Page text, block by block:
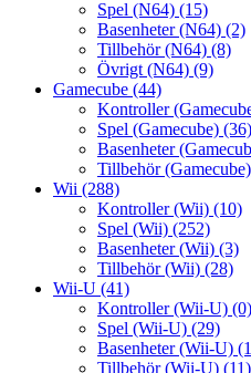
Spel (N64) (15)
Basenheter (N64) (2)
Tillbehör (N64) (8)
Övrigt (N64) (9)
Gamecube (44)
Kontroller
Spel (Gamecube) (36)
Basenheter
Tillbehör (Gamecube)
Wii (288)
Kontroller (Wii) (10)
Spel (Wii) (252)
Basenheter (Wii) (3)
Tillbehör (Wii) (28)
Wii-U (41)
Kontroller (Wii-U) (0)
Spel (Wii-U) (29)
Basenheter (Wii-U)
Tillbehör (Wii-U) (11)